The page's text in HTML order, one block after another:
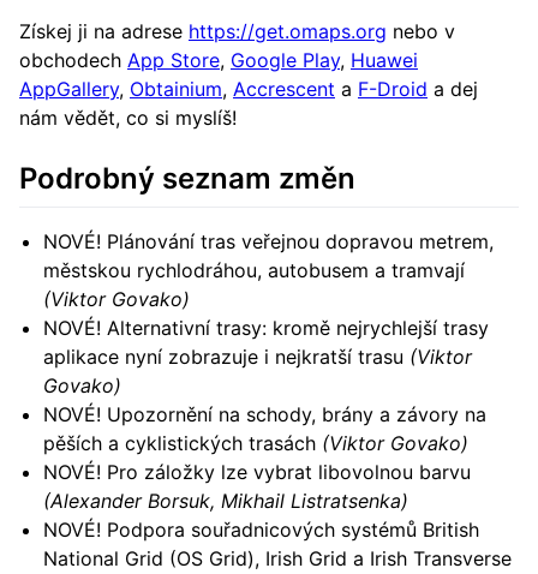
Získej ji na adrese https://get.omaps.org nebo v
obchodech App Store, Google Play, Huawei
AppGallery, Obtainium, Accrescent a F-Droid a dej
nám vědět, co si myslíš!
Podrobný seznam změn
NOVÉ! Plánování tras veřejnou dopravou metrem,
městskou rychlodráhou, autobusem a tramvají
(Viktor Govako)
NOVÉ! Alternativní trasy: kromě nejrychlejší trasy
aplikace nyní zobrazuje i nejkratší trasu (Viktor
Govako)
NOVÉ! Upozornění na schody, brány a závory na
pěších a cyklistických trasách (Viktor Govako)
NOVÉ! Pro záložky lze vybrat libovolnou barvu
(Alexander Borsuk, Mikhail Listratsenka)
NOVÉ! Podpora souřadnicových systémů British
National Grid (OS Grid), Irish Grid a Irish Transverse